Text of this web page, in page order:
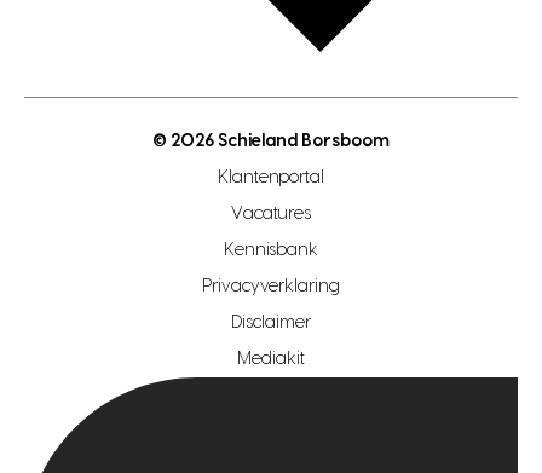
gratis zoekprofiel aanmaken
open woningwaarde dag
makelaar regio zoetermeer
hypotheekshop regio den haag
hypotheekshop regio rotterdam
© 2026 Schieland Borsboom
Klantenportal
Vacatures
Kennisbank
Privacyverklaring
Disclaimer
Mediakit